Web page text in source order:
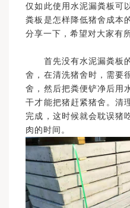
仅如此使用水泥漏粪板可
粪板是怎样降低猪舍成本
分享一下，希望对大家有
首先没有水泥漏粪板的
舍，在清洗猪舍时，需要
舍，然后把粪便铲净后用
干才能把猪赶紧猪舍。清
完成，这时候就会耽误猪
肉的时间。